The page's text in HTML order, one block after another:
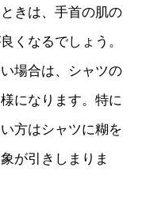
きは、手首の肌の
くなるでしょう。
場合は、シャツの
になります。特に
方はシャツに糊を
が引きしまりま